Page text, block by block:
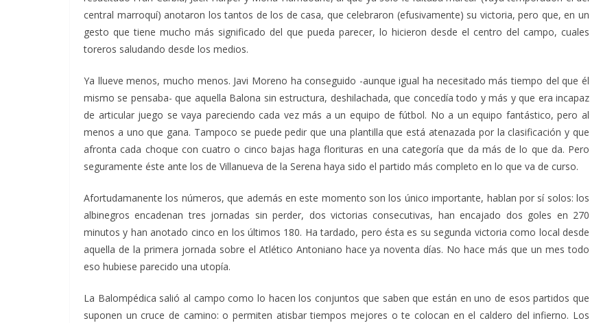
central marroquí) anotaron los tantos de los de casa, que celebraron (efusivamente) su victoria, pero que, en un
gesto que tiene mucho más significado del que pueda parecer, lo hicieron desde el centro del campo, cuales
toreros saludando desde los medios.
Ya llueve menos, mucho menos. Javi Moreno ha conseguido -aunque igual ha necesitado más tiempo del que él
mismo se pensaba- que aquella Balona sin estructura, deshilachada, que concedía todo y más y que era incapaz
de articular juego se vaya pareciendo cada vez más a un equipo de fútbol. No a un equipo fantástico, pero al
menos a uno que gana. Tampoco se puede pedir que una plantilla que está atenazada por la clasificación y que
afronta cada choque con cuatro o cinco bajas haga florituras en una categoría que da más de lo que da. Pero
seguramente éste ante los de Villanueva de la Serena haya sido el partido más completo en lo que va de curso.
Afortudamanente los números, que además en este momento son los único importante, hablan por sí solos: los
albinegros encadenan tres jornadas sin perder, dos victorias consecutivas, han encajado dos goles en 270
minutos y han anotado cinco en los últimos 180. Ha tardado, pero ésta es su segunda victoria como local desde
aquella de la primera jornada sobre el Atlético Antoniano hace ya noventa días. No hace más que un mes todo
eso hubiese parecido una utopía.
La Balompédica salió al campo como lo hacen los conjuntos que saben que están en uno de esos partidos que
suponen un cruce de camino: o permiten atisbar tiempos mejores o te colocan en el caldero del infierno. Los